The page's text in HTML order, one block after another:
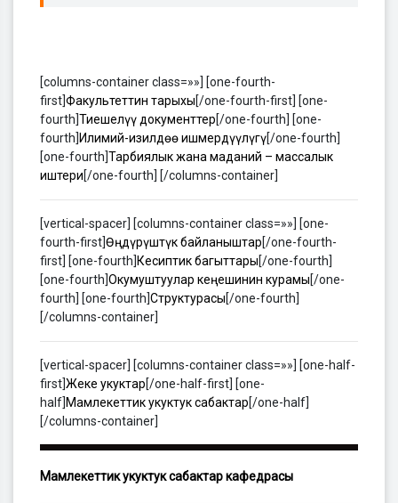
[columns-container class=»»] [one-fourth-
first]Факультеттин тарыхы[/one-fourth-first] [one-
fourth]Тиешелүү документтер[/one-fourth] [one-
fourth] Илимий-изилдөө ишмердүүлүгү[/one-fourth]
[one-fourth]Тарбиялык жана маданий – массалык
иштери[/one-fourth] [/columns-container]
[vertical-spacer] [columns-container class=»»] [one-
fourth-first]Өңдүрүштүк байланыштар[/one-fourth-
first] [one-fourth] Кесиптик багыттары[/one-fourth]
[one-fourth]Окумуштуулар кеңешинин курамы[/one-
fourth] [one-fourth]Структурасы[/one-fourth]
[/columns-container]
[vertical-spacer] [columns-container class=»»] [one-half-
first]Жеке укуктар[/one-half-first] [one-
half] Мамлекеттик укуктук сабактар[/one-half]
[/columns-container]
Мамлекеттик укуктук сабактар кафедрасы